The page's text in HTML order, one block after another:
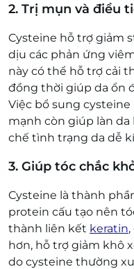
2. Trị mụn và điều
Cysteine hỗ trợ giảm
dịu các phản ứng
này có thể hỗ trợ cải
đồng thời giúp da ổn
Việc bổ sung
mạnh còn giúp làn
chế tình trạng da dễ
3. Giúp tóc chắc
Cysteine là thành
protein cấu tạo nên
thành liên kết keratin
hơn, hỗ trợ giảm khô
do cysteine thường